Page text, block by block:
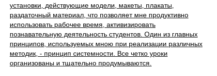
установки, действующие модели, макеты, плакаты,
раздаточный материал, что позволяет мне продуктивно
использовать рабочее время, активизировать
познавательную деятельность студентов. Один из главных
принципов, используемых мною при реализации различных
методик, - принцип системности. Все четко уроки
организованы и тщательно продумываются.